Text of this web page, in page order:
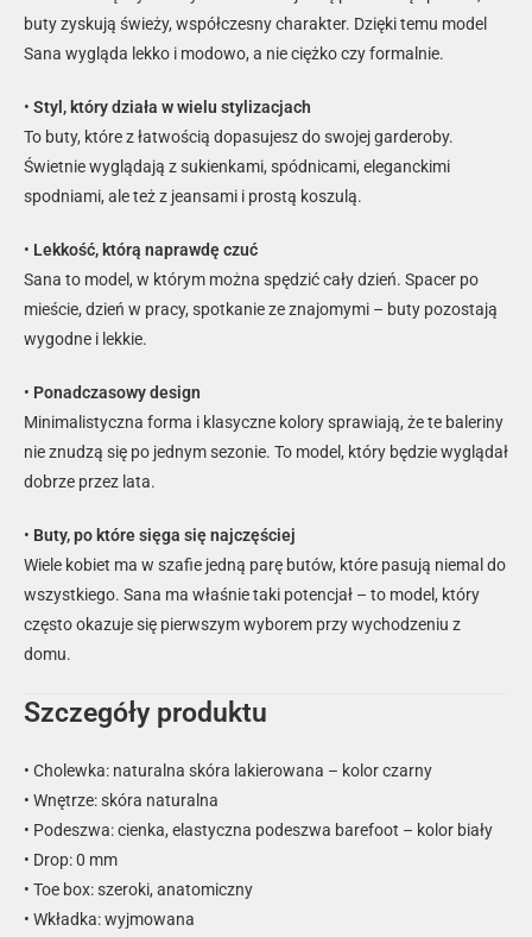
buty zyskują świeży, współczesny charakter. Dzięki temu model
Sana wygląda lekko i modowo, a nie ciężko czy formalnie.
• Styl, który działa w wielu stylizacjach
To buty, które z łatwością dopasujesz do swojej garderoby.
Świetnie wyglądają z sukienkami, spódnicami, eleganckimi
spodniami, ale też z jeansami i prostą koszulą.
• Lekkość, którą naprawdę czuć
Sana to model, w którym można spędzić cały dzień. Spacer po
mieście, dzień w pracy, spotkanie ze znajomymi – buty pozostają
wygodne i lekkie.
• Ponadczasowy design
Minimalistyczna forma i klasyczne kolory sprawiają, że te baleriny
nie znudzą się po jednym sezonie. To model, który będzie wyglądał
dobrze przez lata.
• Buty, po które sięga się najczęściej
Wiele kobiet ma w szafie jedną parę butów, które pasują niemal do
wszystkiego. Sana ma właśnie taki potencjał – to model, który
często okazuje się pierwszym wyborem przy wychodzeniu z
domu.
Szczegóły produktu
• Cholewka: naturalna skóra lakierowana – kolor czarny
• Wnętrze: skóra naturalna
• Podeszwa: cienka, elastyczna podeszwa barefoot – kolor biały
• Drop: 0 mm
• Toe box: szeroki, anatomiczny
• Wkładka: wyjmowana